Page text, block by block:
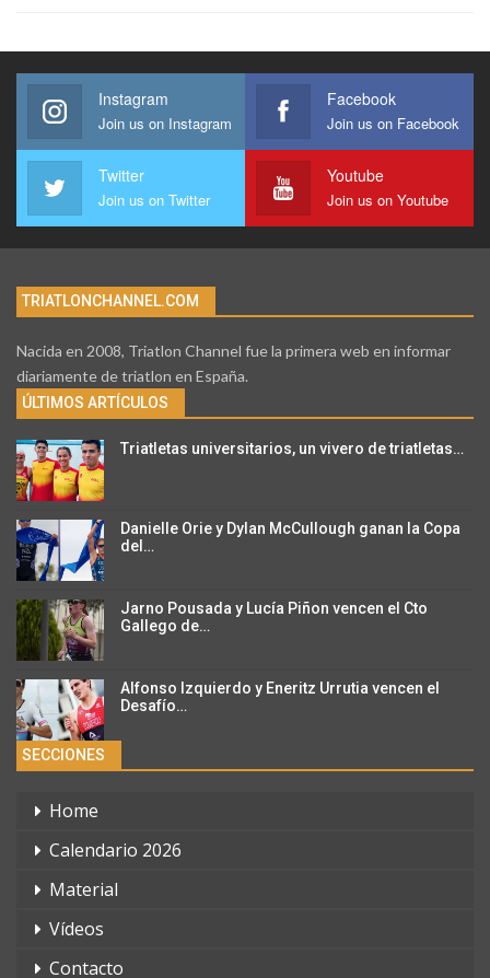
Instagram
Join us on Instagram
Facebook
Join us on Facebook
Twitter
Join us on Twitter
Youtube
Join us on Youtube
TRIATLONCHANNEL.COM
Nacida en 2008, Triatlon Channel fue la primera web en informar
diariamente de triatlon en España.
ÚLTIMOS ARTÍCULOS
Triatletas universitarios, un vivero de triatletas…
Danielle Orie y Dylan McCullough ganan la Copa
del…
Jarno Pousada y Lucía Piñon vencen el Cto
Gallego de…
Alfonso Izquierdo y Eneritz Urrutia vencen el
Desafío…
SECCIONES
Home
Calendario 2026
Material
Vídeos
Contacto